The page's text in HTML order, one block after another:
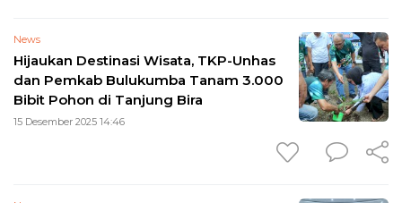
News
Hijaukan Destinasi Wisata, TKP-Unhas
dan Pemkab Bulukumba Tanam 3.000
Bibit Pohon di Tanjung Bira
15 Desember 2025 14:46